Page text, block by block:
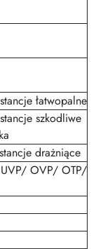
łatwopalne
szkodliwe
drażniące
OVP/ OTP/